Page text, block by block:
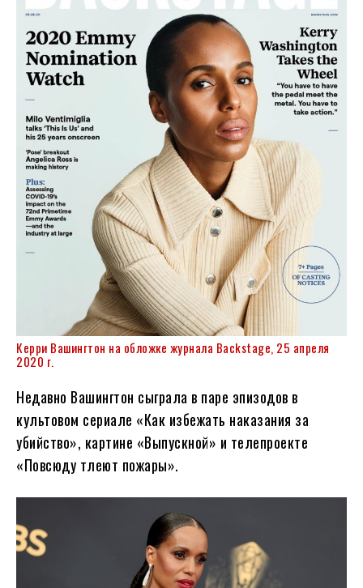
Керри Вашингтон на обложке журнала Backstage, 25 апреля
2020 г.
Недавно Вашингтон сыграла в паре эпизодов в
культовом сериале «Как избежать наказания за
убийство», картине «Выпускной» и телепроекте
«Повсюду тлеют пожары».